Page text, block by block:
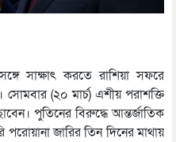
সাক্ষাৎ করতে রাশিয়া সফরে
সোমবার (২০ মার্চ) এশীয় পরাশক্তি
পুতিনের বিরুদ্ধে আন্তর্জাতিক
জারির তিন দিনের মাথায়